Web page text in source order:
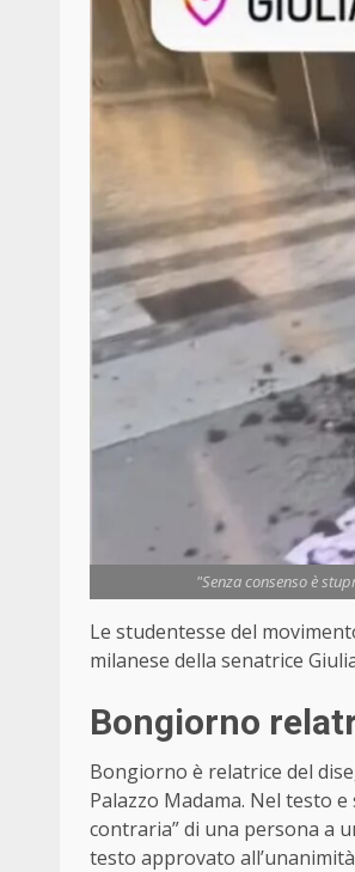
"Senza consenso è
Le studentesse del
milanese della senatrice
Bongiorno
Bongiorno è relatrice del
Palazzo Madama. Nel testo
contraria” di una persona a
testo approvato